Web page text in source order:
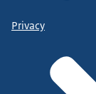
Privacy